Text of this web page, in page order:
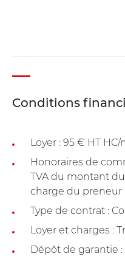
Conditions
Loyer : 95 € HT HC/
Honoraires de
TVA du montant
charge du preneur
Type de contrat :
Loyer et charges :
Dépôt de garantie :